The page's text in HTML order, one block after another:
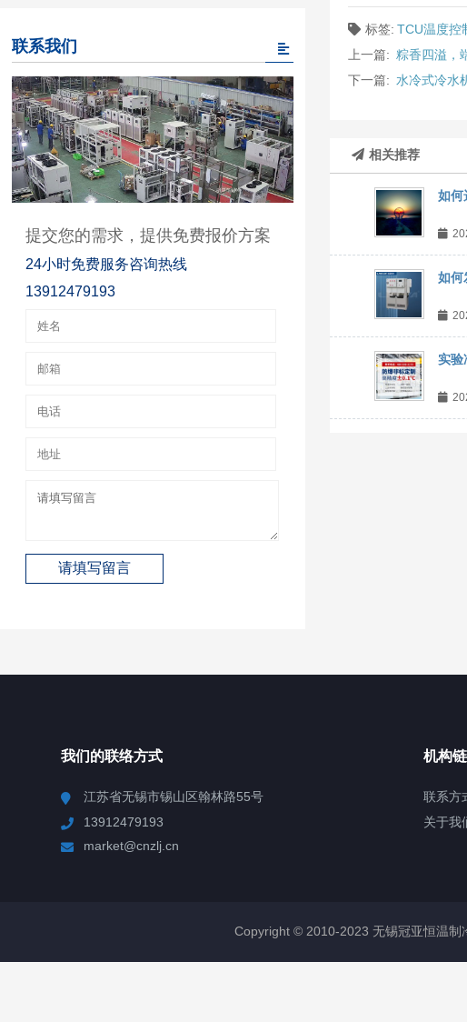
标签: TCU温度控
上一篇: 粽香四溢，
下一篇: 水冷式冷水
相关推荐
如何
如何
实验
联系我们
提交您的需求，提供免费报价方案
24小时免费服务咨询热线
13912479193
我们的联络方式
江苏省无锡市锡山区翰林路55号
13912479193
market@cnzlj.cn
机构
联系方
关于我
Copyright © 2010-2023 无锡冠亚恒温制